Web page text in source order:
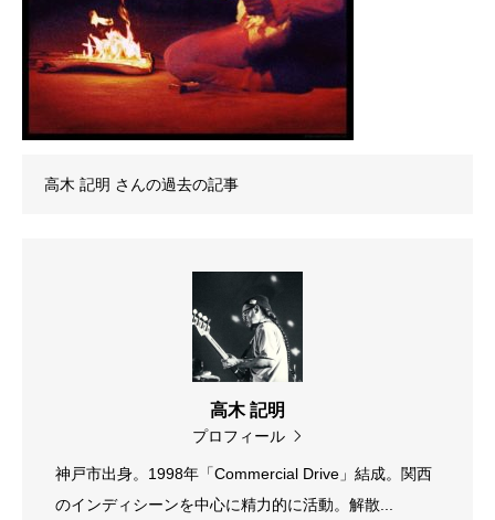
高木 記明 さんの過去の記事
高木 記明
プロフィール
神戸市出身。1998年「Commercial Drive」結成。関西
のインディシーンを中心に精力的に活動。解散...